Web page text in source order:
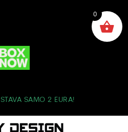
SAMO 2 EURA!
0